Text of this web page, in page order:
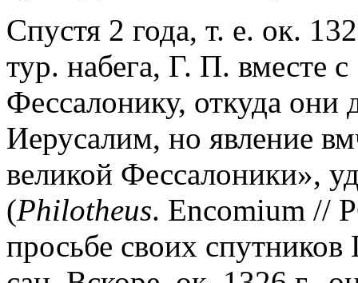
Спустя 2 года, т. е. ок.
тур. набега, Г. П. вместе
Фессалонику, откуда
Иерусалим, но явление
великой Фессалоники»,
(Philotheus. Encomium //
просьбе своих